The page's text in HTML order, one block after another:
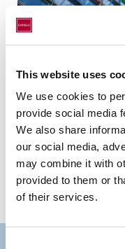
This website uses
We use cookies to
provide social media
We also share
our social media,
may combine it with
provided to them or
of their services.
Se obligationsvillkor